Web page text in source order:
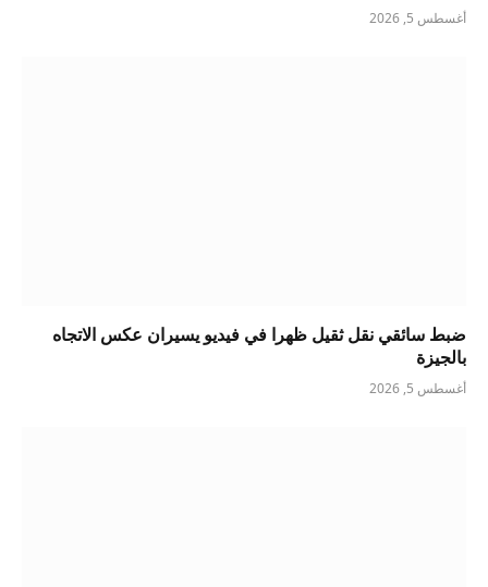
أغسطس 5, 2026
ضبط سائقي نقل ثقيل ظهرا في فيديو يسيران عكس الاتجاه
بالجيزة
أغسطس 5, 2026